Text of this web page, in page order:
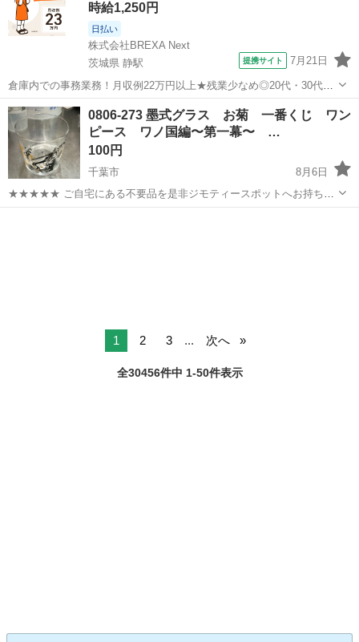
時給1,250円
日払い
株式会社BREXA Next
茨城県 静駅
提携サイト 7月21日
倉庫内での事務業務！月収例22万円以上★残業少なめ◎20代・30代・
40代の男女活躍中！空調完備で快適作業★食堂利用可◎マイカー通勤
OK◎無料駐車場完備！《茨城県常陸大宮市》 人気の工場のお仕事 ◇
電子部品製造倉庫内の事務...
茨城 常陸大宮市 静駅 その他
0806-273 墨式グラス お菊 一番くじ ワン
ピース ワノ国編〜第一幕〜 …
100円
千葉市
8月6日
★★★★★ ご自宅にある不要品を是非ジモティースポットへお持ち込
みしませんか？ 家電、趣味・スポーツ・レジャー用品、こども用品、
1 2 3 ... 次へ
全30456件中 1-50件表示